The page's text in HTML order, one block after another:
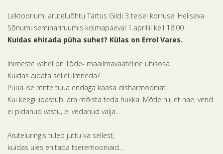
Lektooriumi aruteluõhtu Tartus Gildi 3 teisel korrusel Heliseva
Sõnumi seminariruumis kolmapäeval 1.aprillil kell 18:00
Kuidas ehitada püha suhet? Külas on Errol Vares.
Inimeste vahel on Tõde- maailmavaateline ühisosa.
Kuidas aidata sellel ilmneda?
Püüa ise mitte tuua endaga kaasa disharmooniat.
Kui keegi libastub, ära mõista teda hukka. Mõtle nii, et näe, vend
ei pidanud vastu, ei vedanud välja...
Aruteluringis tuleb juttu ka sellest,
kuidas üles ehitada tseremooniaid...